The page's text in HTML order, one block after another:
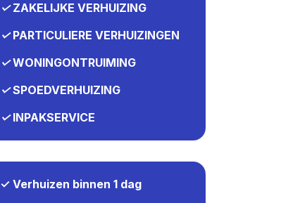
✓ZAKELIJKE VERHUIZING
✓PARTICULIERE VERHUIZINGEN
✓WONINGONTRUIMING
✓SPOEDVERHUIZING
✓INPAKSERVICE
✓ Verhuizen binnen 1 dag